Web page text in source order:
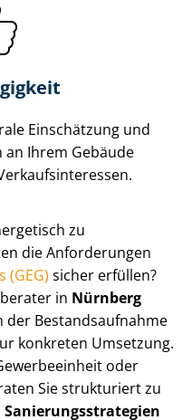
Einschätzung und
an Ihrem Gebäude
zu
die Anforderungen
(GEG) sicher erfüllen?
in Nürnberg
der Be­stands­auf­nah­me
konkreten Umsetzung.
oder
Sie strukturiert zu
Sa­nie­rungs­stra­te­gien